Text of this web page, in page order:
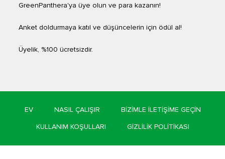
GreenPanthera'ya üye olun ve para kazanın!
Anket doldurmaya katıl ve düşüncelerin için ödül al!
Üyelik, %100 ücretsizdir.
EV NASIL ÇALIŞIR
BIZIMLE ILETIŞIME GEÇIN
KULLANIM KOŞULLARI
GIZLILIK POLITIKASI